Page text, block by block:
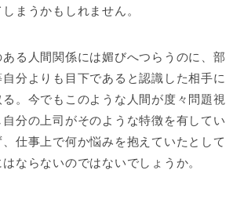
まうかもしれません。
る人間関係には媚びへつらうのに、部
分よりも目下であると認識した相手に
。今でもこのような人間が度々問題視
分の上司がそのような特徴を有してい
仕事上で何か悩みを抱えていたとして
ならないのではないでしょうか。